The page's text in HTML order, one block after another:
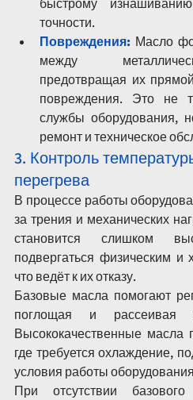
быстрому
точности.
Повреждения: Масло
между
предотвращая их
повреждения. Это не
службы оборудования,
ремонт и техническое
3. Контроль
перегрева
В процессе работы
за трения и механических
становится слишком
подвергаться физическим и
что ведёт к их отказу.
Базовые масла помогают
поглощая и рассеивая
Высококачественные масла
где требуется охлаждение,
условия работы
При отсутствии